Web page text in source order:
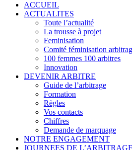
ACCUEIL
ACTUALITES
Toute l’actualité
La trousse à projet
Feminisation
Comité féminisation
100 femmes 100 arbitres
Innovation
DEVENIR ARBITRE
Guide de l’arbitrage
Formation
Règles
Vos contacts
Chiffres
Demande de marquage
NOTRE ENGAGEMENT
JOURNEES DE